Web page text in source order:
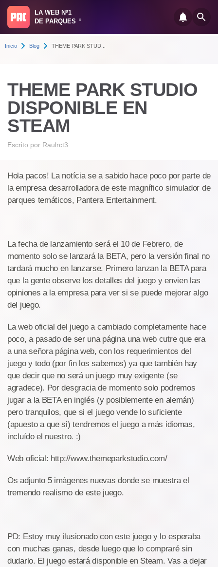
LA WEB Nº1
DE PARQUES
®
Inicio Blog THEME PARK STUD...
THEME PARK STUDIO
DISPONIBLE EN
STEAM
Escrito por Raulrct3
Hola pacos! La notícia se a sabido hace poco por parte de
la empresa desarrolladora de este magnífico simulador de
parques temáticos, Pantera Entertainment.
La fecha de lanzamiento será el 10 de Febrero, de
momento solo se lanzará la BETA, pero la versión final no
tardará mucho en lanzarse. Primero lanzan la BETA para
que la gente observe los detalles del juego y envien las
opiniones a la empresa para ver si se puede mejorar algo
del juego.
La web oficial del juego a cambiado completamente hace
poco, a pasado de ser una página una web cutre que era
a una señora página web, con los requerimientos del
juego y todo (por fin los sabemos) ya que también hay
que decir que no será un juego muy exigente (se
agradece). Por desgracia de momento solo podremos
jugar a la BETA en inglés (y posiblemente en alemán)
pero tranquilos, que si el juego vende lo suficiente
(apuesto a que si) tendremos el juego a más idiomas,
incluído el nuestro. :)
Web oficial: http://www.themeparkstudio.com/
Os adjunto 5 imágenes nuevas donde se muestra el
tremendo realismo de este juego.
PD: Estoy muy ilusionado con este juego y lo esperaba
con muchas ganas, desde luego que lo compraré sin
dudarlo. El juego estará disponible en Steam. Vas a dejar